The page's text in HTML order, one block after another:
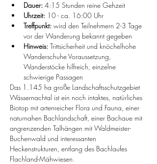
Dauer: 4:15 Stunden reine Gehzeit
Uhrzeit: 10 - ca. 16:00 Uhr
Treffpunkt: wird den Teilnehmern 2-3 Tage
vor der Wanderung bekannt gegeben
Hinweis: Trittsicherheit und knöchelhohe
Wanderschuhe Voraussetzung,
Wanderstöcke hilfreich, einzelne
schwierige Passagen
Das 1.145 ha große Landschaftsschutzgebiet
Wässernachtal ist ein noch intaktes, natürliches
Biotop mit artenreicher Flora und Fauna, einer
naturnahen Bachlandschaft, einer Bachaue mit
angrenzenden Talhängen mit Waldmeister-
Buchenwald und interessanten
Heckenstrukturen, entlang des Bachlaufes
Flachland-Mähwiesen.